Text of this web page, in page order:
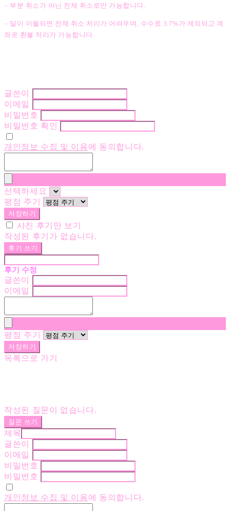
– 부분 취소가 아닌 전체 취소로만 가능합니다.
– 달이 이월되면 전체 취소 처리가 어려우며, 수수료 3.7%가 제외되고 계
좌로 환불 처리가 가능합니다.
글쓴이
이메일
비밀번호
비밀번호 확인
개인정보 수집 및 이용에 동의합니다.
선택하세요
평점 주기
저장하기
사진 후기만 보기
작성된 후기가 없습니다.
후기 쓰기
후기 수정
글쓴이
이메일
평점 주기
저장하기
목록으로 가기
작성된 질문이 없습니다.
질문 쓰기
제목
글쓴이
이메일
비밀번호
비밀번호
개인정보 수집 및 이용에 동의합니다.